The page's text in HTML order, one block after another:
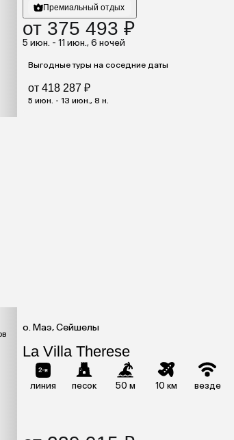
Премиальный отдых
от 375 493 ₽
5 июн. - 11 июн., 6 ночей
Выгодные туры на соседние даты
от 418 287 ₽
5 июн. - 13 июн., 8 н.
о. Маэ, Сейшелы
La Villa Therese
линия песок 50 м 10 км везде